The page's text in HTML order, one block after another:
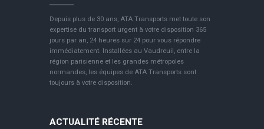
Depuis plus de 30 ans, ATA Transports met toute son
expertise du transport urgent à votre disposition 365
jours par an, 24 heures sur 24 pour vous répondre
immédiatement. Installées au Vaudreuil, entre la
région parisienne et les grandes métropoles
normandes, les équipes de ATA Transports sont
toujours à votre disposition.
ACTUALITÉ RÉCENTE